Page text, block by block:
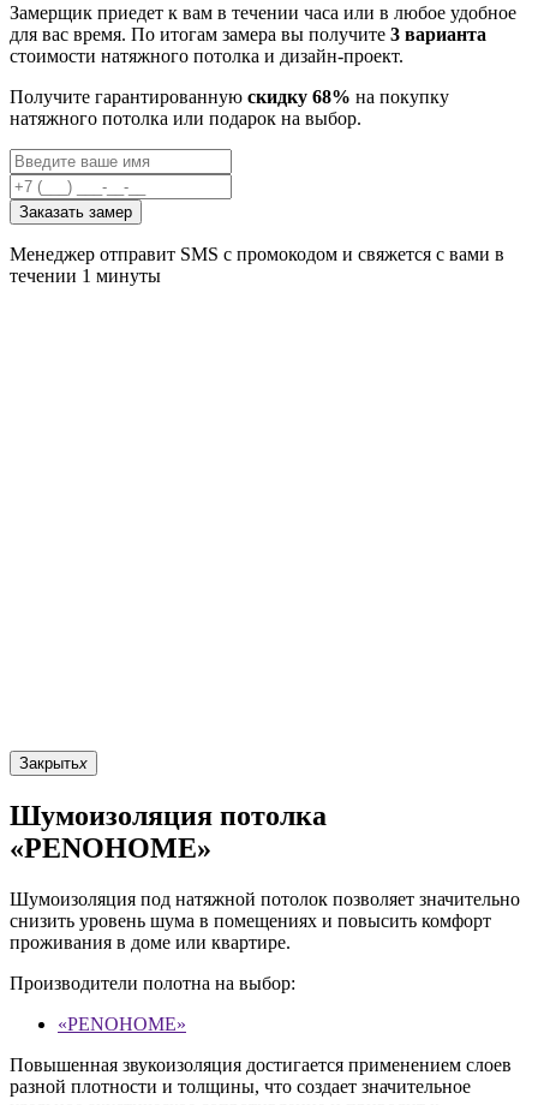
Замерщик приедет к вам в течении часа или в любое удобное
для вас время. По итогам замера вы получите 3 варианта
стоимости натяжного потолка и дизайн-проект.
Получите гарантированную скидку 68% на покупку
натяжного потолка или подарок на выбор.
Заказать замер
Менеджер отправит SMS с промокодом и свяжется с вами в
течении 1 минуты
Закрытьx
Шумоизоляция потолка
«PENOHOME»
Шумоизоляция под натяжной потолок позволяет значительно
снизить уровень шума в помещениях и повысить комфорт
проживания в доме или квартире.
Производители полотна на выбор:
«PENOHOME»
Повышенная звукоизоляция достигается применением слоев
разной плотности и толщины, что создает значительное